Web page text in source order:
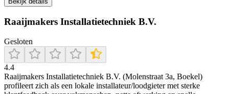
Raaijmakers Installatietechniek B.V.
Gesloten
4.4
Raaijmakers Installatietechniek B.V. (Molenstraat 3a, Boekel)
profileert zich als een lokale installateur/loodgieter met sterke